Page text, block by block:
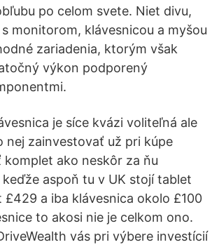
po celom svete. Niet divu,
monitorom, klávesnicou a myšou
zariadenia, ktorým však
výkon podporený
je síce kvázi voliteľná ale
nej zainvestovať už pri kúpe
ako neskôr za ňu
aspoň tu v UK stojí tablet
£429 a iba klávesnica okolo £100
to akosi nie je celkom ono.
vás pri výbere investícií